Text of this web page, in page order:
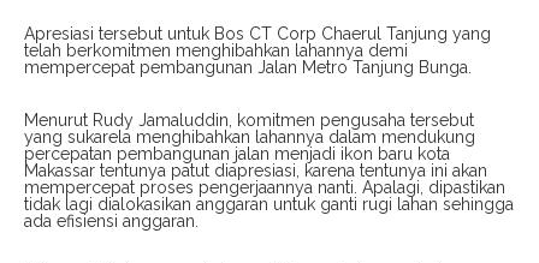
Apresiasi tersebut untuk Bos CT Corp Chaerul Tanjung yang
telah berkomitmen menghibahkan lahannya demi
mempercepat pembangunan Jalan Metro Tanjung Bunga.
Menurut Rudy Jamaluddin, komitmen pengusaha tersebut
yang sukarela menghibahkan lahannya dalam mendukung
percepatan pembangunan jalan menjadi ikon baru kota
Makassar tentunya patut diapresiasi, karena tentunya ini akan
mempercepat proses pengerjaannya nanti. Apalagi, dipastikan
tidak lagi dialokasikan anggaran untuk ganti rugi lahan sehingga
ada efisiensi anggaran.